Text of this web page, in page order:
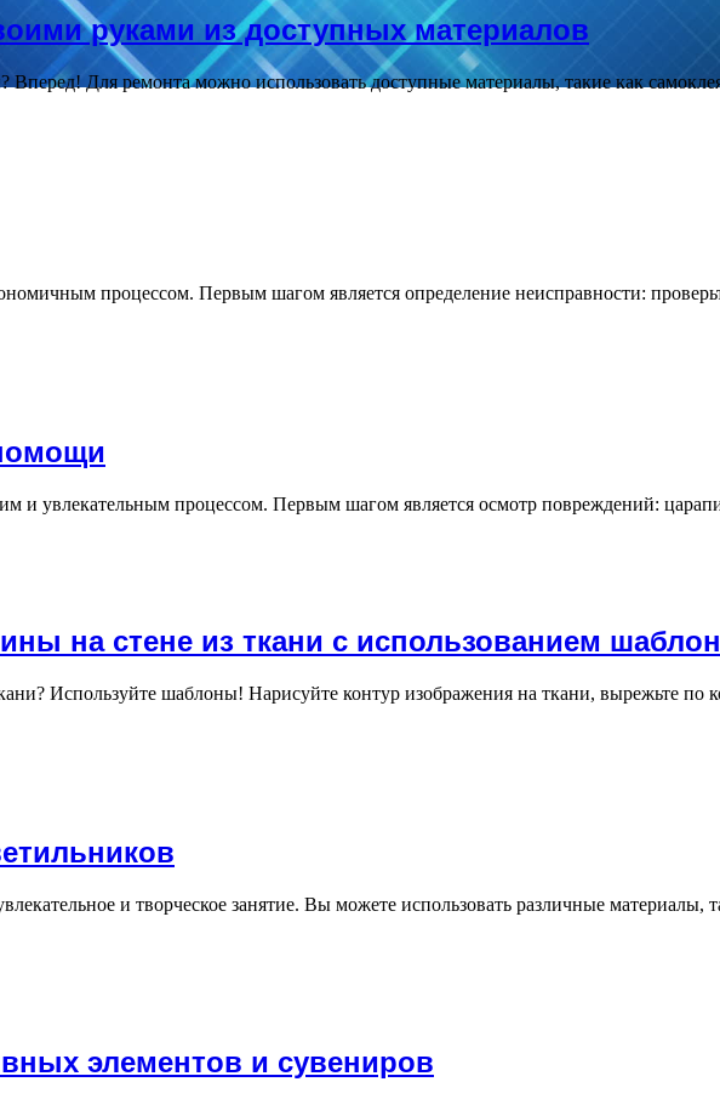
руками из доступных материалов
Для ремонта можно использовать доступные материалы, такие как
процессом. Первым шагом является определение неисправности:
и увлекательным процессом. Первым шагом является осмотр повреждений:
на стене из ткани с использованием
Используйте шаблоны! Нарисуйте контур изображения на ткани, вырежьте по
и творческое занятие. Вы можете использовать различные материалы,
элементов и сувениров